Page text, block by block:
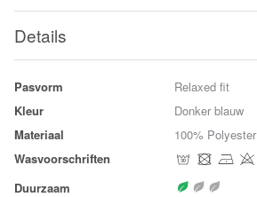
Details
Pasvorm
Relaxed fit
Kleur
Donker blauw
Materiaal
100% Polyester
Wasvoorschriften
Duurzaam